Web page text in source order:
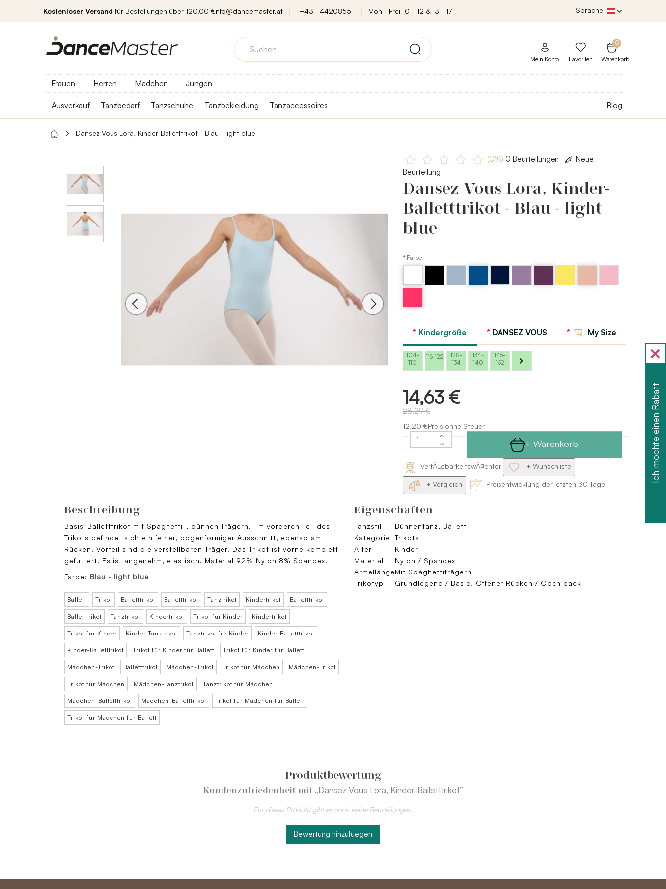
Kostenloser Versand für Bestellungen über 120.00 €info@dancemaster.at +43 1 4420855 Mon - Frei 10 - 12 & 13 - 17 Sprache
0
Warenkorb
Mein Konto Favoriten
Frauen Herren Mädchen Jungen
Ausverkauf Tanzbedarf Tanzschuhe Tanzbekleidung Tanzaccessoires Blog
Dansez Vous Lora, Kinder-Balletttrikot - Blau - light blue
(0%) 0 Beurteilungen
Neue
Beurteilung
Dansez Vous Lora, Kinder-
Balletttrikot - Blau - light
blue
Farbe
LavendelAubergine
peach
Sie
Kindergröße DANSEZ VOUS My Size
104-
110
116-122
128-
134
134-
140
146-
152
14,63 €
28,29 €
12,20 €Preis ohne Steuer
+ Warenkorb
VerfĂĽgbarkeitswĂ¤chter + Wunschliste
+ Vergleich Preisentwicklung der letzten 30 Tage
Beschreibung
Basis-Balletttrikot mit Spaghetti-, dünnen Trägern. Im vorderen Teil des
Trikots befindet sich ein feiner, bogenförmiger Ausschnitt, ebenso am
Rücken. Vorteil sind die verstellbaren Träger. Das Trikot ist vorne komplett
gefüttert. Es ist angenehm, elastisch. Material 92% Nylon 8% Spandex.
Farbe: Blau - light blue
Ballett Trikot Balletttrikot Balletttrikot Tanztrikot Kindertrikot Balletttrikot
Balletttrikot Tanztrikot Kindertrikot Trikot für Kinder Kindertrikot
Trikot für Kinder Kinder-Tanztrikot Tanztrikot für Kinder Kinder-Balletttrikot
Kinder-Balletttrikot Trikot für Kinder für Ballett Trikot für Kinder für Ballett
Mädchen-Trikot Balletttrikot Mädchen-Trikot Trikot für Mädchen Mädchen-Trikot
Trikot für Mädchen Mädchen-Tanztrikot Tanztrikot für Mädchen
Mädchen-Balletttrikot Mädchen-Balletttrikot Trikot für Mädchen für Ballett
Trikot für Mädchen für Ballett
Eigenschaften
Tanzstil
Bühnentanz, Ballett
Kategorie
Trikots
Alter
Kinder
Material
Nylon / Spandex
ÄrmellängeMit Spaghettiträgern
Trikotyp
Grundlegend / Basic, Offener Rücken / Open back
Produktbewertung
Kundenzufriedenheit mit „Dansez Vous Lora, Kinder-Balletttrikot”
Für dieses Produkt gibt es noch keine Beurteilungen.
Bewertung hinzufuegen
Ich möchte einen Rabatt